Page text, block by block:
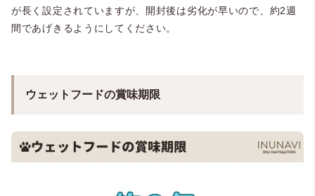
が長く設定されていますが、開封後は劣化が早いので、約2週
間であげきるようにしてください。
ウェットフードの賞味期限